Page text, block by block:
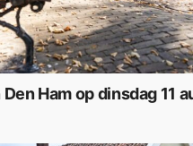
Ham op dinsdag 11